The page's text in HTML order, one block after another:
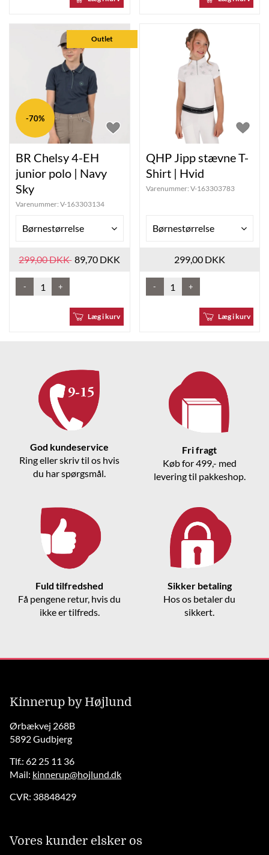
-70%
BR Chelsy 4-EH
junior polo | Navy
Sky
Varenummer: V-163303134
Børnestørrelse
Outlet
299,00 DKK 89,70 DKK
- +
Læg i kurv
QHP Jipp stævne T-
Shirt | Hvid
Varenummer: V-163303783
Børnestørrelse
299,00 DKK
- +
Læg i kurv
God kundeservice
Ring eller skriv til os hvis
du har spørgsmål.
Fri fragt
Køb for 499,- med
levering til pakkeshop.
Fuld tilfredshed
Få pengene retur, hvis du
ikke er tilfreds.
Sikker betaling
Hos os betaler du
sikkert.
Kinnerup by Højlund
Ørbækvej 268B
5892 Gudbjerg
Tlf.: 62 25 11 36
Mail: kinnerup@hojlund.dk
CVR: 38848429
Vores kunder elsker os